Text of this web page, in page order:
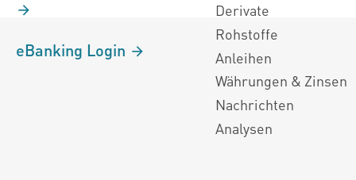
eBanking Login
Derivate
Rohstoffe
Anleihen
Währungen & Zinsen
Nachrichten
Analysen